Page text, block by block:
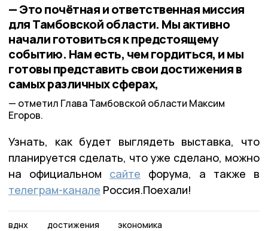
— Это почётная и ответственная миссия
для Тамбовской области. Мы активно
начали готовиться к предстоящему
событию. Нам есть, чем гордиться, и мы
готовы представить свои достижения в
самых различных сферах,
отметил Глава Тамбовской области Максим
Егоров.
Узнать, как будет выглядеть выставка, что
планируется сделать, что уже сделано, можно
на официальном сайте форума, а также в
телеграм-канале Россия.Поехали!
вднх достижения экономика